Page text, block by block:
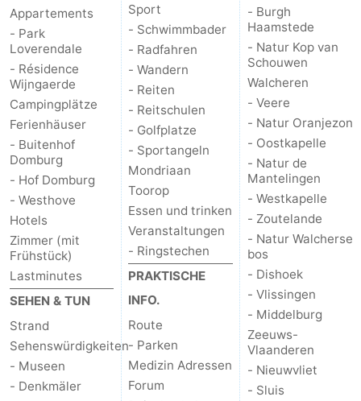
Cadzand
-
Natur
Het
Zwin
Wetter
Kontakt
Appartements
- Park
Loverendale
- Résidence
Wijngaerde
Campingplätze
Ferienhäuser
- Buitenhof
Domburg
- Hof Domburg
- Westhove
Hotels
Zimmer (mit
Frühstück)
Lastminutes
SEHEN & TUN
Strand
Sehenswürdigkeiten
- Museen
- Denkmäler
Sport
- Schwimmbader
- Radfahren
- Wandern
- Reiten
- Reitschulen
- Golfplatze
- Sportangeln
Mondriaan
Toorop
Essen und trinken
Veranstaltungen
- Ringstechen
PRAKTISCHE
INFO.
Route
- Parken
Medizin Adressen
Forum
- Burgh
Haamstede
- Natur Kop van
Schouwen
Walcheren
- Veere
- Natur Oranjezon
- Oostkapelle
- Natur de
Mantelingen
- Westkapelle
- Zoutelande
- Natur Walcherse
bos
- Dishoek
- Vlissingen
- Middelburg
Zeeuws-
Vlaanderen
- Nieuwvliet
- Sluis